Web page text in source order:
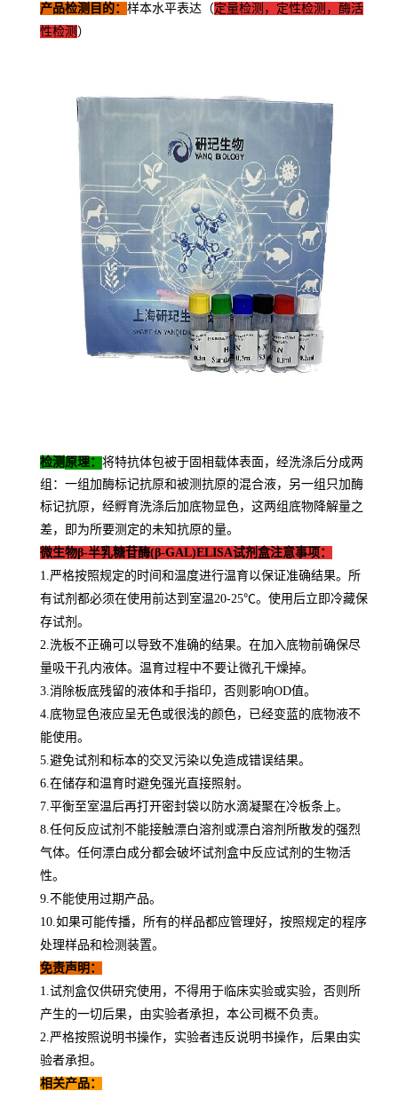
产品检测目的： 样本水平表达（定量检测，定性检测，酶活
性检测 ）
检测原理： 将特抗体包被于固相载体表面，经洗涤后分成两
组：一组加酶标记抗原和被测抗原的混合液，另一组只加酶
标记抗原，经孵育洗涤后加底物显色，这两组底物降解量之
差，即为所要测定的未知抗原的量。
微生物β-半乳糖苷酶(β-GAL)ELISA试剂盒注意事项：
1.严格按照规定的时间和温度进行温育以保证准确结果。所
有试剂都必须在使用前达到室温20-25℃。使用后立即冷藏保
存试剂。
2.洗板不正确可以导致不准确的结果。在加入底物前确保尽
量吸干孔内液体。温育过程中不要让微孔干燥掉。
3.消除板底残留的液体和手指印，否则影响OD值。
4.底物显色液应呈无色或很浅的颜色，已经变蓝的底物液不
能使用。
5.避免试剂和标本的交叉污染以免造成错误结果。
6.在储存和温育时避免强光直接照射。
7.平衡至室温后再打开密封袋以防水滴凝聚在冷板条上。
8.任何反应试剂不能接触漂白溶剂或漂白溶剂所散发的强烈
气体。任何漂白成分都会破坏试剂盒中反应试剂的生物活
性。
9.不能使用过期产品。
10.如果可能传播，所有的样品都应管理好，按照规定的程序
处理样品和检测装置。
免责声明：
1.试剂盒仅供研究使用，不得用于临床实验或实验，否则所
产生的一切后果，由实验者承担，本公司概不负责。
2.严格按照说明书操作，实验者违反说明书操作，后果由实
验者承担。
相关产品：